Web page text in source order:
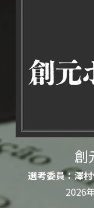
創
選考委員：澤
2026